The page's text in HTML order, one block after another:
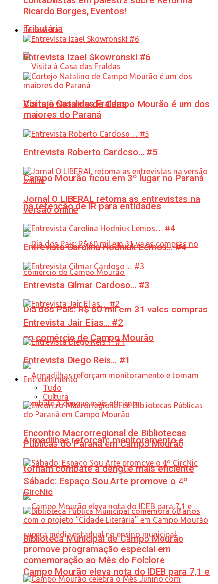
Tributária
Visita à Casa das Fraldas
Campo Mourão ficou em 3º lugar no Paraná
na retenção de IR para entidades
Dia dos Pais: R$ 60 mil em 31 vales compras
no comércio de Campo Mourão
Armadilhas reforçam monitoramento e
tornam combate à dengue mais eficiente
Campo Mourão eleva nota do IDEB para 7,1 e
Ricardo Borges, Eventos!
Entrevista
Entrevista Izael Skowronski #6
Cortejo Natalino de Campo Mourão é um dos
maiores do Paraná
Entrevista Roberto Cardoso… #5
Jornal O LIBERAL retoma as entrevistas na
versão online
Entrevista Carolina Hodniuk Lemos… #4
Entrevista Gilmar Cardoso… #3
Entrevista Jair Elias… #2
Entrevista Diego Reis… #1
Entretenimento
Tudo
Cultura
Encontro Macrorregional de Bibliotecas
Públicas do Paraná em Campo Mourão
Sábado: Espaço Sou Arte promove o 4º
CircNic
Biblioteca Municipal de Campo Mourão
promove programação especial em
comemoração ao Mês do Folclore